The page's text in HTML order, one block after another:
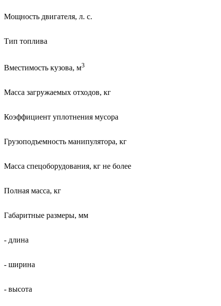
Мощность двигателя, л. с.
Тип топлива
Вместимость кузова, м3
Масса загружаемых отходов, кг
Коэффициент уплотнения мусора
Грузоподъемность манипулятора, кг
Масса спецоборудования, кг не более
Полная масса, кг
Габаритные размеры, мм
- длина
- ширина
- высота